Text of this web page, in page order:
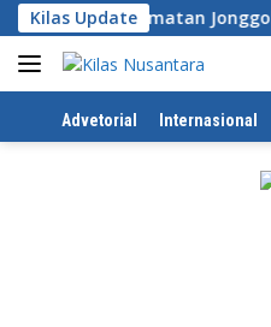
Langsung
ke
konten
Kilas Update
kecamatan
Home
Advetorial Internasional